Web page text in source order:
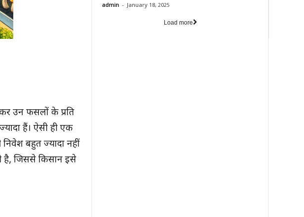
उन फसलों के प्रति
हैं। ऐसी ही एक
बहुत ज्यादा नहीं
है, जिससे किसान इसे
admin - January 18, 2025
Load more